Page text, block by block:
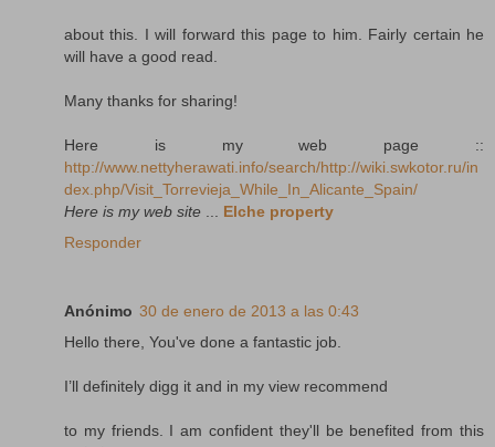
about this. I will forward this page to him. Fairly certain he
will have a good read.
Many thanks for sharing!
Here is my web page ::
http://www.nettyherawati.info/search/http://wiki.swkotor.ru/in
dex.php/Visit_Torrevieja_While_In_Alicante_Spain/
Here is my web site
Elche property
Responder
Anónimo 30 de enero de 2013 a las 0:43
Hello there, You've done a fantastic job.
I’ll definitely digg it and in my view recommend
to my friends. I am confident they'll be benefited from this